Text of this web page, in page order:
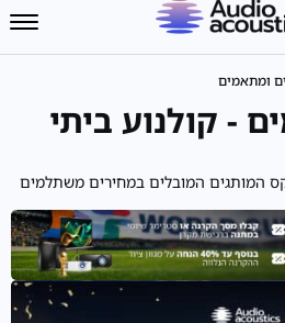
ומתאמים
- קולנוע ביתי
המותגים המובלים במחירים משתלמים